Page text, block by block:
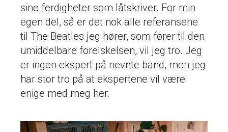
sine ferdigheter som låtskriver. For min
egen del, så er det nok alle referansene
til The Beatles jeg hører, som fører til den
umiddelbare forelskelsen, vil jeg tro. Jeg
er ingen ekspert på nevnte band, men jeg
har stor tro på at ekspertene vil være
enige med meg her.